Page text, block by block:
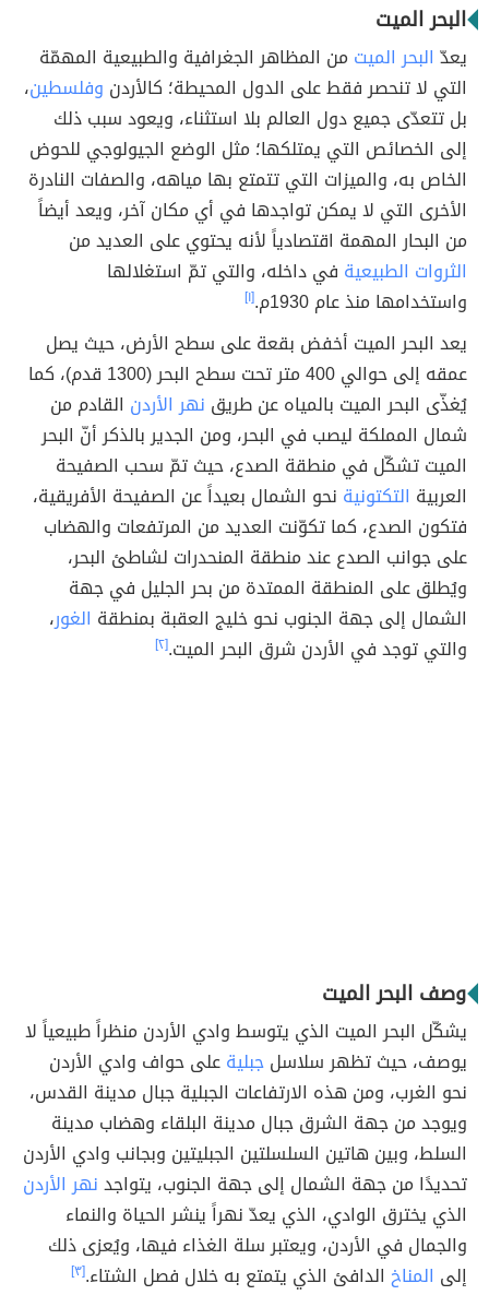
البحر الميت
يعدّ البحر الميت من المظاهر الجغرافية والطبيعية المهمّة
التي لا تنحصر فقط على الدول المحيطة؛ كالأردن وفلسطين،
بل تتعدّى جميع دول العالم بلا استثناء، ويعود سبب ذلك
إلى الخصائص التي يمتلكها؛ مثل الوضع الجيولوجي للحوض
الخاص به، والميزات التي تتمتع بها مياهه، والصفات النادرة
الأخرى التي لا يمكن تواجدها في أي مكان آخر، ويعد أيضاً
من البحار المهمة اقتصادياً لأنه يحتوي على العديد من
الثروات الطبيعية في داخله، والتي تمّ استغلالها
واستخدامها منذ عام 1930م.
[١]
يعد البحر الميت أخفض بقعة على سطح الأرض، حيث يصل
عمقه إلى حوالي 400 متر تحت سطح البحر (1300 قدم)، كما
يُغذّى البحر الميت بالمياه عن طريق نهر الأردن القادم من
شمال المملكة ليصب في البحر، ومن الجدير بالذكر أنّ البحر
الميت تشكّل في منطقة الصدع، حيث تمّ سحب الصفيحة
العربية التكتونية نحو الشمال بعيداً عن الصفيحة الأفريقية،
فتكون الصدع، كما تكوّنت العديد من المرتفعات والهضاب
على جوانب الصدع عند منطقة المنحدرات لشاطئ البحر،
ويُطلق على المنطقة الممتدة من بحر الجليل في جهة
الشمال إلى جهة الجنوب نحو خليج العقبة بمنطقة الغور،
والتي توجد في الأردن شرق البحر الميت.[٢]
وصف البحر الميت
يشكّل البحر الميت الذي يتوسط وادي الأردن منظراً طبيعياً لا
يوصف، حيث تظهر سلاسلجبليةعلى حواف وادي الأردن
نحو الغرب، ومن هذه الارتفاعات الجبلية جبال مدينة القدس،
ويوجد من جهة الشرق جبال مدينة البلقاء وهضاب مدينة
السلط، وبين هاتين السلسلتين الجبليتين وبجانب وادي الأردن
تحديدًا من جهة الشمال إلى جهة الجنوب، يتواجدنهر الأردن
الذي يخترق الوادي، الذي يعدّ نهراً ينشر الحياة والنماء
والجمال في الأردن، ويعتبر سلة الغذاء فيها، ويُعزى ذلك
إلى المناخ الدافئ الذي يتمتع به خلال فصل الشتاء.[٣]